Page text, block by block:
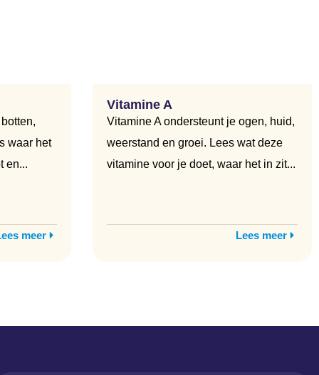
waar het
en...
meer
Vitamine A
Vitamine A ondersteunt je ogen, huid,
weerstand en groei. Lees wat deze
vitamine voor je doet, waar het in zit...
Lees meer